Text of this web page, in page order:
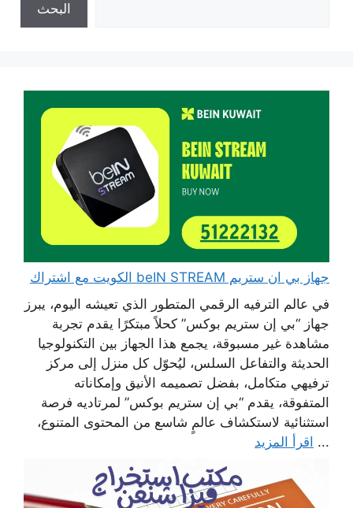
البحث
جهاز بي ان ستريم beIN STREAM الكويت مع اشتراك
في عالم الترفيه الرقمي المتطور الذي تعيشه اليوم، يبرز
جهاز “بي إن ستريم بوكس” كحلاً مبتكرًا يقدم تجربة
مشاهدة غير مسبوقة، يجمع هذا الجهاز بين التكنولوجيا
الحديثة والتفاعل السلس، ليُحوّل كل منزل إلى مركز
ترفيهي متكامل، بفضل تصميمه الأنيق وإمكاناته
المتفوقة، يقدم “بي إن ستريم بوكس” لمرتاديه فرصة
استثنائية لاستكشاف عالمٍ شاسع من المحتوى المتنوع،
... اقرأ المزيد